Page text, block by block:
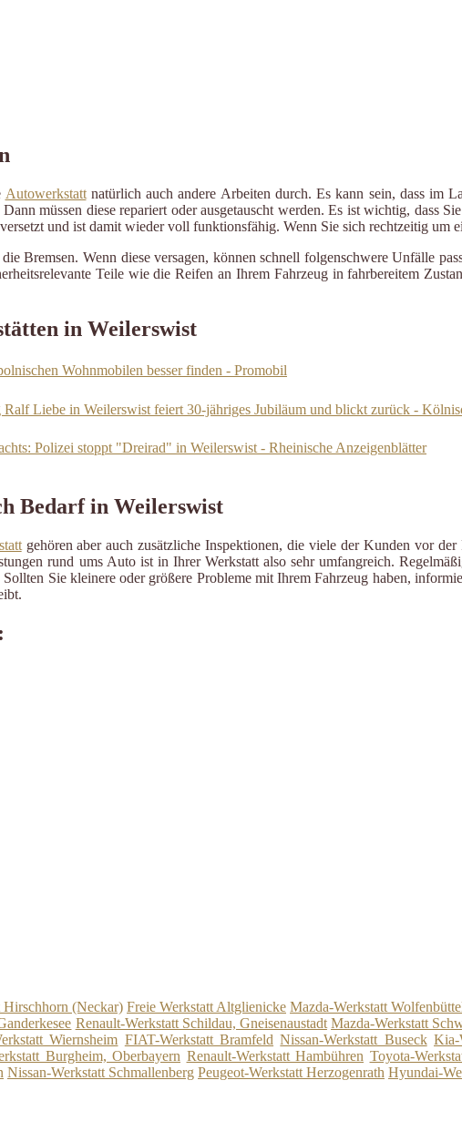
Autowerkstattnatürlich auch andere Arbeiten durch. Es kann sein, dass im
müssen diese repariert oder ausgetauscht werden. Es ist wichtig, dass
und ist damit wieder voll funktionsfähig. Wenn Sie sich rechtzeitig um
Bremsen. Wenn diese versagen, können schnell folgenschwere Unfälle
Teile wie die Reifen an Ihrem Fahrzeug in fahrbereitem
in Weilerswist
Wohnmobilen besser finden - Promobil
Liebe in Weilerswist feiert 30-jähriges Jubiläum und blickt zurück -
Polizei stoppt "Dreirad" in Weilerswist - Rheinische Anzeigenblätter
Bedarf in Weilerswist
gehören aber auch zusätzliche Inspektionen, die viele der Kunden vor
rund ums Auto ist in Ihrer Werkstatt also sehr umfangreich.
Sie kleinere oder größere Probleme mit Ihrem Fahrzeug haben,
Hirschhorn (Neckar) Freie Werkstatt Altglienicke Mazda-Werkstatt
Renault-Werkstatt Schildau, Gneisenaustadt Mazda-Werkstatt
Wiernsheim FIAT-Werkstatt Bramfeld Nissan-Werkstatt Buseck Kia-
Burgheim, Oberbayern Renault-Werkstatt Hambühren Toyota-
Nissan-Werkstatt Schmallenberg Peugeot-Werkstatt Herzogenrath Hyundai-